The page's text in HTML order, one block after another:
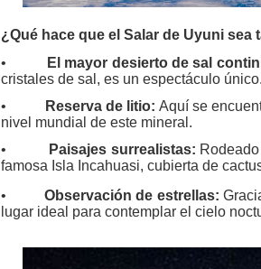
¿Qué hace que el Salar de Uyuni sea
•
El mayor desierto de sal
cristales de sal, es un espectáculo único.
•
Reserva de litio: Aquí se
nivel mundial de este mineral.
•
Paisajes surrealistas:
famosa Isla Incahuasi, cubierta de
•Observación de estrellas:
lugar ideal para contemplar el cielo